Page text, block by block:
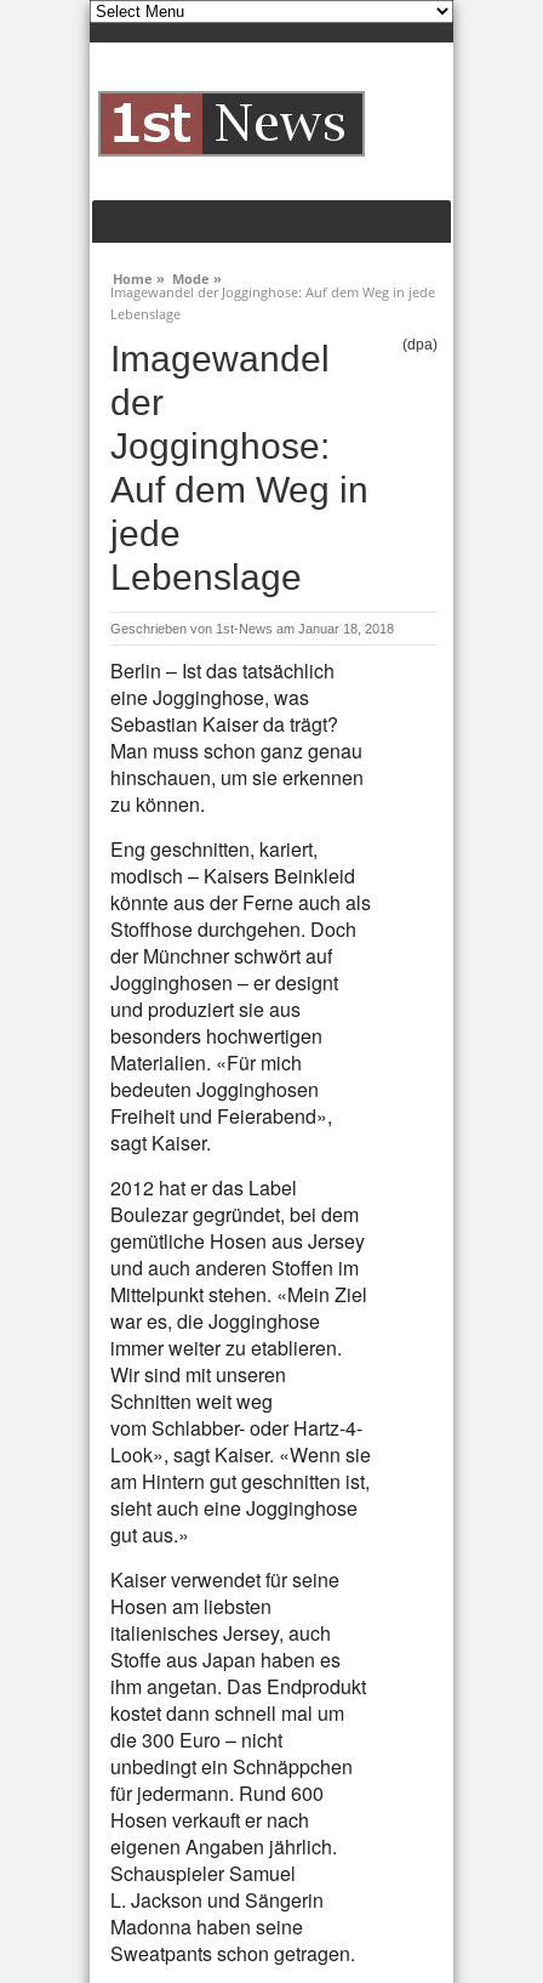
Home » Mode »
Imagewandel der Jogginghose: Auf dem Weg in jede
Lebenslage
Imagewandel
der
Jogginghose:
Auf dem Weg in
jede
Lebenslage
(dpa)
Geschrieben von 1st-News am Januar 18, 2018
Berlin – Ist das tatsächlich
eine Jogginghose, was
Sebastian Kaiser da trägt?
Man muss schon ganz genau
hinschauen, um sie erkennen
zu können.
Eng geschnitten, kariert,
modisch – Kaisers Beinkleid
könnte aus der Ferne auch als
Stoffhose durchgehen. Doch
der Münchner schwört auf
Jogginghosen – er designt
und produziert sie aus
besonders hochwertigen
Materialien. «Für mich
bedeuten Jogginghosen
Freiheit und Feierabend»,
sagt Kaiser.
2012 hat er das Label
Boulezar gegründet, bei dem
gemütliche Hosen aus Jersey
und auch anderen Stoffen im
Mittelpunkt stehen. «Mein Ziel
war es, die Jogginghose
immer weiter zu etablieren.
Wir sind mit unseren
Schnitten weit weg
vom Schlabber- oder Hartz-4-
Look», sagt Kaiser. «Wenn sie
am Hintern gut geschnitten ist,
sieht auch eine Jogginghose
gut aus.»
Kaiser verwendet für seine
Hosen am liebsten
italienisches Jersey, auch
Stoffe aus Japan haben es
ihm angetan. Das Endprodukt
kostet dann schnell mal um
die 300 Euro – nicht
unbedingt ein Schnäppchen
für jedermann. Rund 600
Hosen verkauft er nach
eigenen Angaben jährlich.
Schauspieler Samuel
L. Jackson und Sängerin
Madonna haben seine
Sweatpants schon getragen.